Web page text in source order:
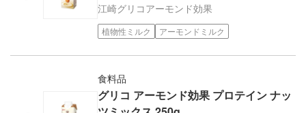
江崎グリコアーモンド効果
植物性ミルク アーモンドミルク
食料品
グリコ アーモンド効果 プロテイン ナッ